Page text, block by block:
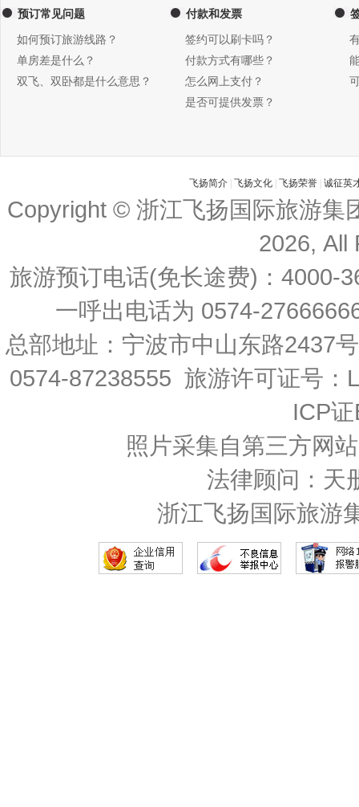
预订常见问题
如何预订旅游线路？
单房差是什么？
双飞、双卧都是什么意思？
付款和发票
签约可以刷卡吗？
付款方式有哪些？
怎么网上支付？
是否可提供发票？
飞扬简介 飞扬文化 飞扬荣誉 诚征英
Copyright © 浙江飞扬国际旅游集
2026, All
旅游预订电话(免长途费)：4000-
一呼出电话为 0574-
总部地址：宁波市中山东路2437
0574-87238555 旅游许可证号
ICP
照片采集自第三方网
法律顾问：天
浙江飞扬国际旅游